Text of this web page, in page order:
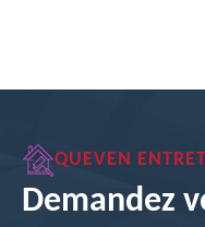
QUEVEN
Demandez